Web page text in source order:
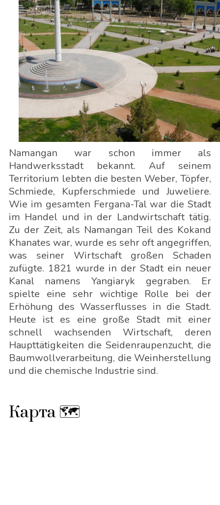
Namangan war schon immer als
Handwerksstadt bekannt. Auf seinem
Territorium lebten die besten Weber, Töpfer,
Schmiede, Kupferschmiede und Juweliere.
Wie im gesamten Fergana-Tal war die Stadt
im Handel und in der Landwirtschaft tätig.
Zu der Zeit, als Namangan Teil des Kokand
Khanates war, wurde es sehr oft angegriffen,
was seiner Wirtschaft großen Schaden
zufügte. 1821 wurde in der Stadt ein neuer
Kanal namens Yangiaryk gegraben. Er
spielte eine sehr wichtige Rolle bei der
Erhöhung des Wasserflusses in die Stadt.
Heute ist es eine große Stadt mit einer
schnell wachsenden Wirtschaft, deren
Haupttätigkeiten die Seidenraupenzucht, die
Baumwollverarbeitung, die Weinherstellung
und die chemische Industrie sind.
Карта 🗺